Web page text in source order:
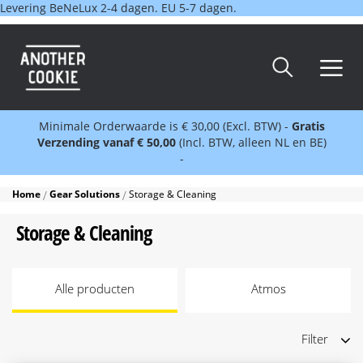
Levering BeNeLux 2-4 dagen. EU 5-7 dagen.
Minimale Orderwaarde is € 30,00 (Excl. BTW) - Gratis
Verzending vanaf € 50,00 (Incl. BTW, alleen NL en BE)
-
Home Gear Solutions Storage & Cleaning
Storage & Cleaning
Alle producten Atmos
Filter